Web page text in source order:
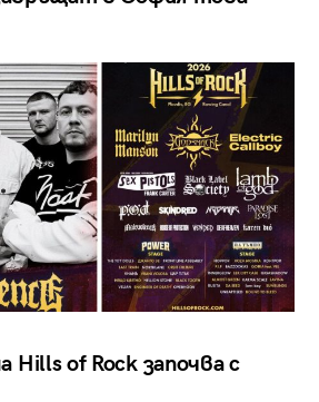
Hills of Rock започва с